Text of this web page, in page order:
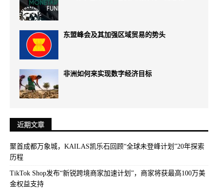
东盟峰会及其加强区域贸易的势头
非洲如何来实现数字经济目标
近期文章
聚首成都万象城，KAILAS凯乐石回顾“全球未登峰计划”20年探索
历程
TikTok Shop发布“新锐跨境商家加速计划”，商家将获最高100万美
金权益支持